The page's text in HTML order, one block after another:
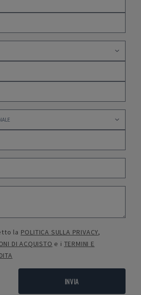
la POLITICA SULLA PRIVACY,
DI ACQUISTO e i TERMINI E
INVIA